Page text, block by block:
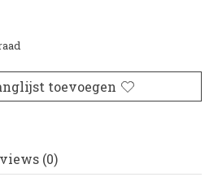
product is
toevoegen
(0)